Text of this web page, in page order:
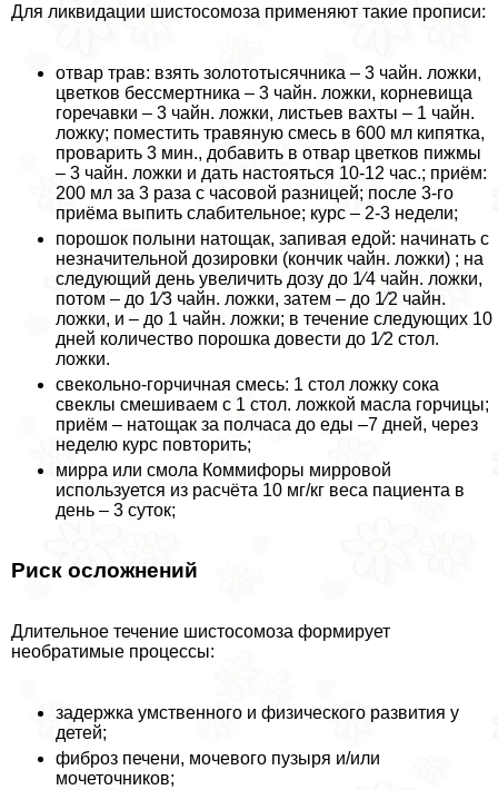
Для ликвидации шистосомоза применяют такие прописи:
отвар трав: взять золототысячника – 3 чайн. ложки,
цветков бесcмepтника – 3 чайн. ложки, корневища
горечавки – 3 чайн. ложки, листьев вахты – 1 чайн.
ложку; поместить травяную смесь в 600 мл кипятка,
проварить 3 мин., добавить в отвар цветков пижмы
– 3 чайн. ложки и дать настояться 10-12 час.; приём:
200 мл за 3 раза с часовой разницей; после 3-го
приёма выпить слабительное; курс – 2-3 недели;
порошок полыни натощак, запивая едой: начинать с
незначительной дозировки (кончик чайн. ложки) ; на
следующий день увеличить дозу до 1⁄4 чайн. ложки,
потом – до 1⁄3 чайн. ложки, затем – до 1⁄2 чайн.
ложки, и – до 1 чайн. ложки; в течение следующих 10
дней количество порошка довести до 1⁄2 стол.
ложки.
свекольно-горчичная смесь: 1 стол ложку сока
свеклы смешиваем с 1 стол. ложкой масла горчицы;
приём – натощак за полчаса до еды –7 дней, через
неделю курс повторить;
мирра или смола Коммифоры мирровой
используется из расчёта 10 мг/кг веса пациента в
день – 3 суток;
Риск осложнений
Длительное течение шистосомоза формирует
необратимые процессы:
задержка умственного и физического развития у
детей;
фиброз печени, мочевого пузыря и/или
мочеточников;